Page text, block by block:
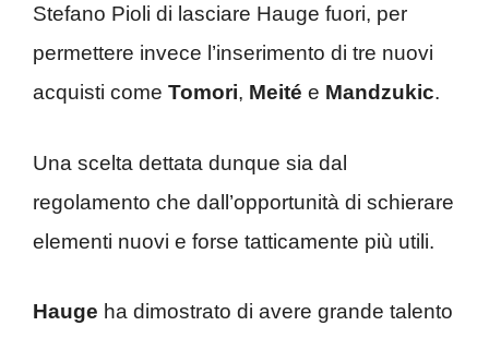
Stefano Pioli di lasciare Hauge fuori, per
permettere invece l’inserimento di tre nuovi
acquisti come Tomori, Meité e Mandzukic.
Una scelta dettata dunque sia dal
regolamento che dall’opportunità di schierare
elementi nuovi e forse tatticamente più utili.
Hauge ha dimostrato di avere grande talento